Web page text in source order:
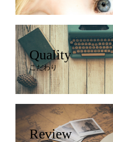
Quality
こだわり
Review